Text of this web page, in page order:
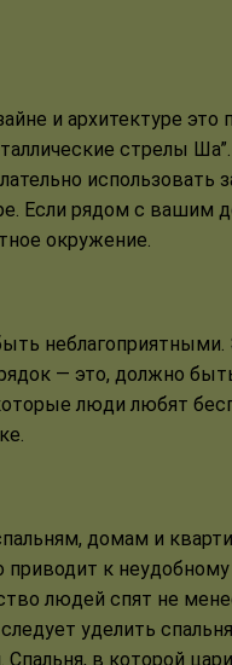
и архитектуре это
стрелы
Если рядом с
окружение.
— это, должно
люди любят
домам и
к
людей спят не
уделить
в которой